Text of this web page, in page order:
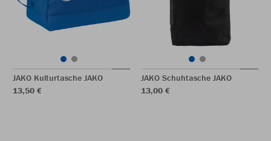
JAKO Kulturtasche JAKO
13,50 €
JAKO Schuhtasche JAKO
13,00 €